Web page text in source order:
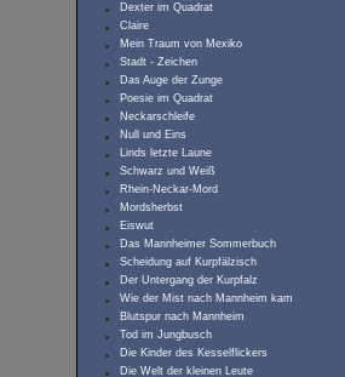
Dexter im Quadrat
Claire
Mein Traum von Mexiko
Stadt - Zeichen
Das Auge der Zunge
Poesie im Quadrat
Neckarschleife
Null und Eins
Linds letzte Laune
Schwarz und Weiß
Rhein-Neckar-Mord
Mordsherbst
Eiswut
Das Mannheimer Sommerbuch
Scheidung auf Kurpfälzisch
Der Untergang der Kurpfalz
Wie der Mist nach Mannheim kam
Blutspur nach Mannheim
Tod im Jungbusch
Die Kinder des Kesselflickers
Die Welt der kleinen Leute